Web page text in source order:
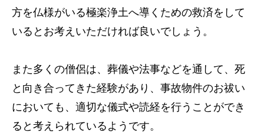
方を仏様がいる極楽浄土へ導くための救済をして
いるとお考えいただければ良いでしょう。
また多くの僧侶は、葬儀や法事などを通して、死
と向き合ってきた経験があり、事故物件のお祓い
においても、適切な儀式や読経を行うことができ
ると考えられているようです。